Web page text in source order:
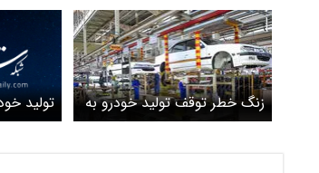
زنگ خطر توقف تولید خودرو به
صدا درآمد؟
تولید